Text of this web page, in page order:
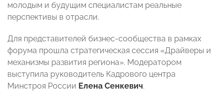
молодым и будущим специалистам реальные
перспективы в отрасли.
Для представителей бизнес-сообщества в рамках
форума прошла стратегическая сессия «Драйверы и
механизмы развития региона». Модератором
выступила руководитель Кадрового центра
Минстроя России Елена Сенкевич.